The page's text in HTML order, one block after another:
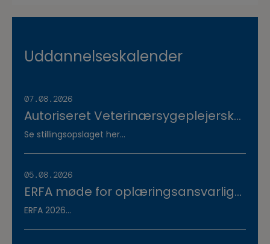
Uddannelseskalender
07.08.2026
Autoriseret Veterinærsygeplejerske
søges til fuldtidsstilling hos
Se stillingsopslaget her...
05.08.2026
ERFA møde for oplæringsansvarlige
på veterinærsygeplejerske
ERFA 2026...